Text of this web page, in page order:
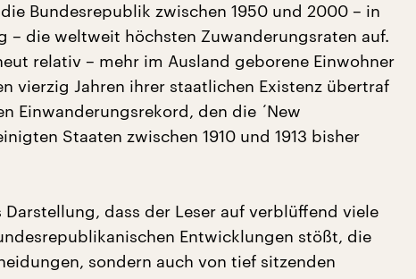
Bundesrepublik zwischen 1950 und 2000 – in
– die weltweit höchsten Zuwanderungsraten auf.
relativ – mehr im Ausland geborene Einwohner
vierzig Jahren ihrer staatlichen Existenz übertraf
Einwanderungsrekord, den die ´New
Staaten zwischen 1910 und 1913 bisher
dass der Leser auf verblüffend viele
Entwicklungen stößt, die
sondern auch von tief sitzenden